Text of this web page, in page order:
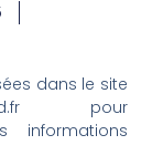
dans le site
pour
informations